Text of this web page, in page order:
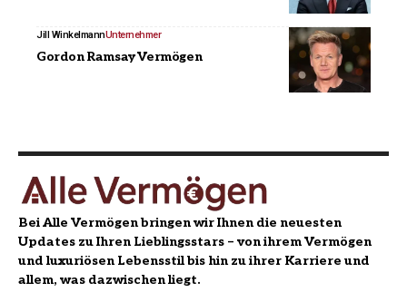
Jill WinkelmannUnternehmer
Gordon Ramsay Vermögen
Bei Alle Vermögen bringen wir Ihnen die neuesten
Updates zu Ihren Lieblingsstars – von ihrem Vermögen
und luxuriösen Lebensstil bis hin zu ihrer Karriere und
allem, was dazwischen liegt.